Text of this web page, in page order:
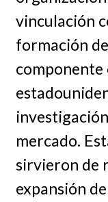
vinculación
formación
mercado.
sirvieron de
expansión